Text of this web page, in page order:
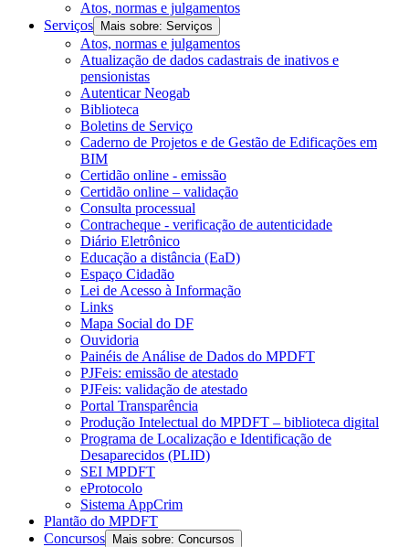
Atos, normas e julgamentos
Serviços
Mais sobre: Serviços
Atos, normas e julgamentos
Atualização de dados cadastrais de inativos e
pensionistas
Autenticar Neogab
Biblioteca
Boletins de Serviço
Caderno de Projetos e de Gestão de Edificações em
BIM
Certidão online - emissão
Certidão online – validação
Consulta processual
Contracheque - verificação de autenticidade
Diário Eletrônico
Educação a distância (EaD)
Espaço Cidadão
Lei de Acesso à Informação
Links
Mapa Social do DF
Ouvidoria
Painéis de Análise de Dados do MPDFT
PJFeis: emissão de atestado
PJFeis: validação de atestado
Portal Transparência
Produção Intelectual do MPDFT – biblioteca digital
Programa de Localização e Identificação de
Desaparecidos (PLID)
SEI MPDFT
eProtocolo
Sistema AppCrim
Plantão do MPDFT
Concursos
Mais sobre: Concursos